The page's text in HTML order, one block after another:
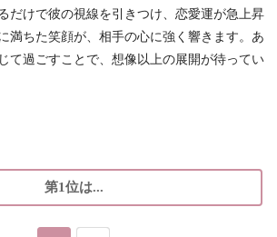
だけで彼の視線を引きつけ、恋愛運が急上昇
満ちた笑顔が、相手の心に強く響きます。あ
て過ごすことで、想像以上の展開が待ってい
第1位は...